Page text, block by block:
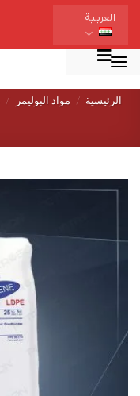
للمحتوى
العربية
الرئيسية / مواد البولیمر /